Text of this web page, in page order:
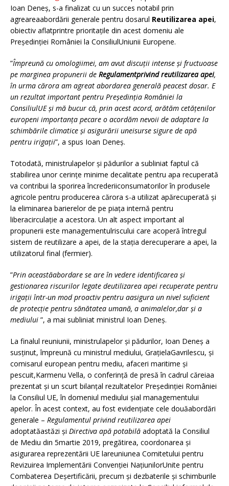
Ioan Deneș, s-a finalizat cu un succes notabil prin
agreareaabordării generale pentru dosarul Reutilizarea apei,
obiectiv aflatprintre prioritațile din acest domeniu ale
Președinției României la ConsiliulUniunii Europene.
”Împreună cu omologiimei, am avut discuții intense și fructuoase
pe marginea propunerii de Regulamentprivind reutilizarea apei,
în urma cărora am agreat abordarea generală peacest dosar. E
un rezultat important pentru Președinția României la
ConsiliulUE și mă bucur că, prin acest acord, arătăm cetățenilor
europeni importanța pecare o acordăm nevoii de adaptare la
schimbările climatice și asigurării uneisurse sigure de apă
pentru irigații”, a spus Ioan Deneș.
Totodată, ministrulapelor și pădurilor a subliniat faptul că
stabilirea unor cerințe minime decalitate pentru apa recuperată
va contribui la sporirea încrederiiconsumatorilor în produsele
agricole pentru producerea cărora s-a utilizat apărecuperată și
la eliminarea barierelor de pe piața internă pentru
liberacirculație a acestora. Un alt aspect important al
propunerii este managementulriscului care acoperă întregul
sistem de reutilizare a apei, de la stația derecuperare a apei, la
utilizatorul final (fermier).
”Prin aceastăabordare se are în vedere identificarea și
gestionarea riscurilor legate deutilizarea apei recuperate pentru
irigații într-un mod proactiv pentru aasigura un nivel suficient
de protecție pentru sănătatea umană, a animalelor,dar și a
mediului ”, a mai subliniat ministrul Ioan Deneș.
La finalul reuniunii, ministrulapelor și pădurilor, Ioan Deneș a
susținut, împreună cu ministrul mediului, GrațielaGavrilescu, și
comisarul european pentru mediu, afaceri maritime și
pescuit,Karmenu Vella, o conferință de presă în cadrul căreiaa
prezentat și un scurt bilanțal rezultatelor Președinției României
la Consiliul UE, în domeniul mediului șial managementului
apelor. În acest context, au fost evidențiate cele douăabordări
generale – Regulamentul privind reutilizarea apei
adoptatăastăzi și Directiva apă potabilă adoptată la Consiliul
de Mediu din 5martie 2019, pregătirea, coordonarea și
asigurarea reprezentării UE lareuniunea Comitetului pentru
Revizuirea Implementării Convenției NațiunilorUnite pentru
Combaterea Deșertificării, precum și dezbaterile și schimburile